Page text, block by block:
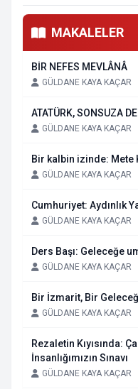
MAKALELER
BİR NEFES MEVLÂNÂ
GÜLDANE KAYA KAÇAR
ATATÜRK, SONSUZA
GÜLDANE KAYA KAÇAR
Bir kalbin izinde: Mete
GÜLDANE KAYA KAÇAR
Cumhuriyet: Aydınlık
GÜLDANE KAYA KAÇAR
Ders Başı: Geleceğe
GÜLDANE KAYA KAÇAR
Bir İzmarit, Bir
GÜLDANE KAYA KAÇAR
Rezaletin Kıyısında:
İnsanlığımızın Sınavı
GÜLDANE KAYA KAÇAR